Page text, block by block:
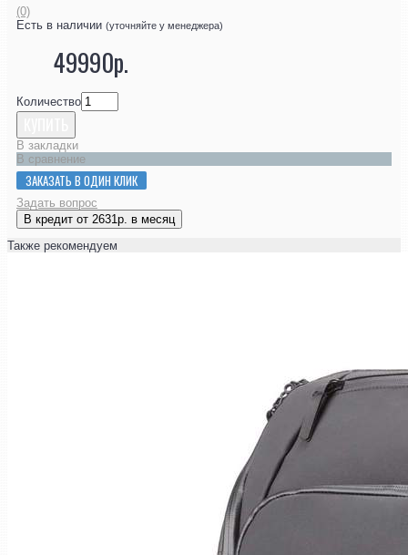
(0)
Есть в наличии (уточняйте у менеджера)
49990р.
Количество
В закладки
В сравнение
ЗАКАЗАТЬ В ОДИН КЛИК
Задать вопрос
В кредит от 2631р. в месяц
Также рекомендуем